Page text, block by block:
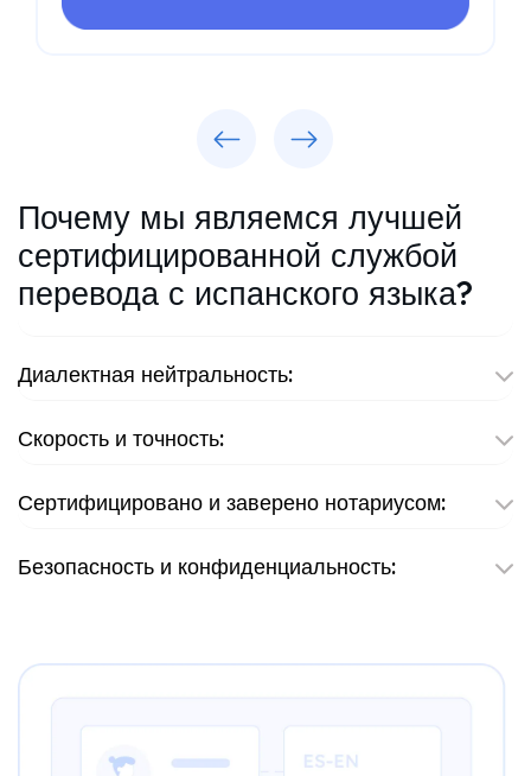
Почему мы являемся лучшей
сертифицированной службой
перевода с испанского языка?
Диалектная нейтральность:
Скорость и точность:
Сертифицировано и заверено нотариусом:
Безопасность и конфиденциальность: